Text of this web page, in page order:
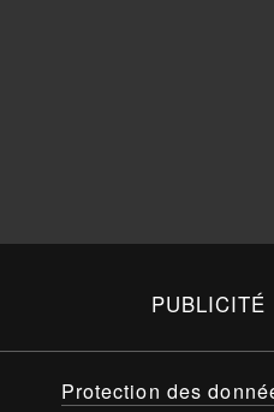
PUBLICITÉ
Protection des